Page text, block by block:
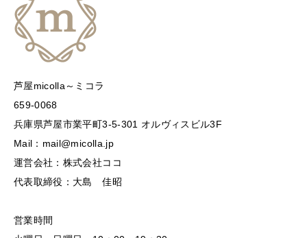
芦屋micolla～ミコラ
659-0068
兵庫県芦屋市業平町3-5-301 オルヴィスビル3F
Mail：mail@micolla.jp
運営会社：株式会社ココ
代表取締役：大島 佳昭
営業時間